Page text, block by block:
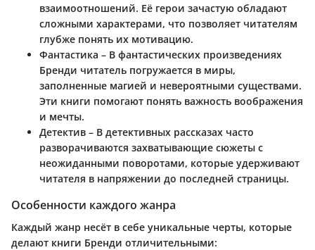
взаимоотношений. Её герои зачастую обладают
сложными характерами, что позволяет читателям
глубже понять их мотивацию.
Фантастика – В фантастических произведениях
Бренди читатель погружается в миры,
заполненные магией и невероятными существами.
Эти книги помогают понять важность воображения
и мечты.
Детектив – В детективных рассказах часто
разворачиваются захватывающие сюжеты с
неожиданными поворотами, которые удерживают
читателя в напряжении до последней страницы.
Особенности каждого жанра
Каждый жанр несёт в себе уникальные черты, которые
делают книги Бренди отличительными: